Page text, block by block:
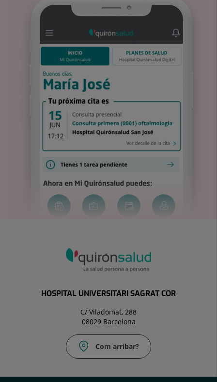
HOSPITAL UNIVERSITARI SAGRAT COR
C/ Viladomat, 288
08029 Barcelona
Com arribar?